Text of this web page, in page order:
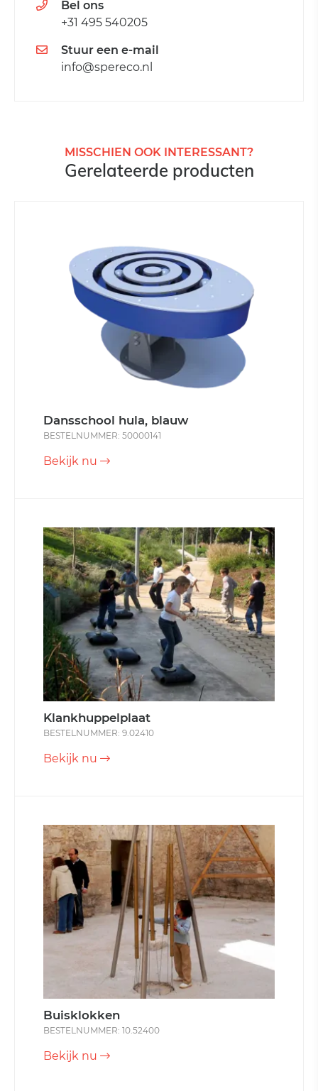
Bel ons
+31 495 540205
Stuur een e-mail
info@spereco.nl
MISSCHIEN OOK INTERESSANT?
Gerelateerde producten
Dansschool hula, blauw
BESTELNUMMER: 50000141
Bekijk nu
Klankhuppelplaat
BESTELNUMMER: 9.02410
Bekijk nu
Buisklokken
BESTELNUMMER: 10.52400
Bekijk nu